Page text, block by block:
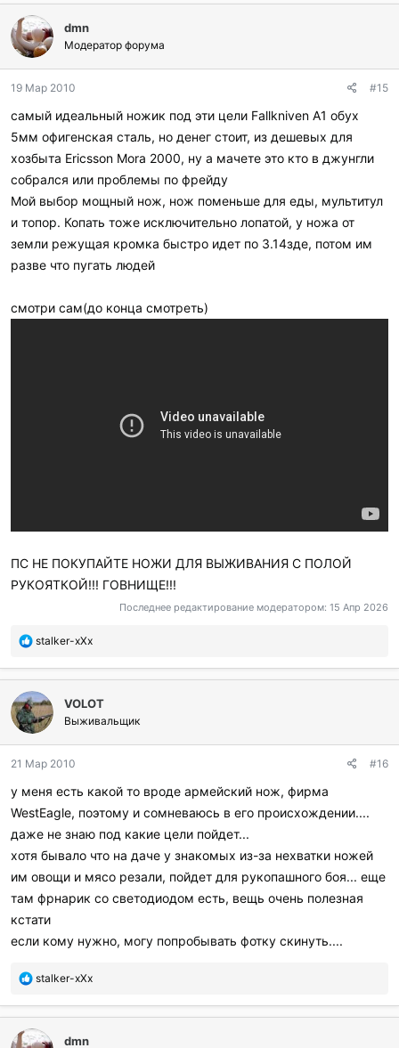
л
а
г
о
а
и
л
и
dmn
Модератор форума
19 Мар 2010 #15
самый идеальный ножик под эти цели Fallkniven A1 обух
5мм офигенская сталь, но денег стоит, из дешевых для
хозбыта Ericsson Mora 2000, ну а мачете это кто в джунгли
собрался или проблемы по фрейду
Мой выбор мощный нож, нож поменьше для еды, мультитул
и топор. Копать тоже исключительно лопатой, у ножа от
земли режущая кромка быстро идет по 3.14зде, потом им
разве что пугать людей
смотри сам(до конца смотреть)
ПС НЕ ПОКУПАЙТЕ НОЖИ ДЛЯ ВЫЖИВАНИЯ С ПОЛОЙ
РУКОЯТКОЙ!!! ГОВНИЩЕ!!!
Последнее редактирование модератором: 15 Апр 2026
П
б
л
а
г
о
а
и
л
и
stalker-xXx
VOLOT
Выживальщик
21 Мар 2010 #16
у меня есть какой то вроде армейский нож, фирма
WestEagle, поэтому и сомневаюсь в его происхождении....
даже не знаю под какие цели пойдет...
хотя бывало что на даче у знакомых из-за нехватки ножей
им овощи и мясо резали, пойдет для рукопашного боя... еще
там фрнарик со светодиодом есть, вещь очень полезная
кстати
если кому нужно, могу попробывать фотку скинуть....
П
б
л
а
stalker-xXx
dmn